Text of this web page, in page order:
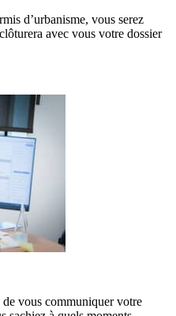
d’urbanisme, vous serez
avec vous votre dossier
vous communiquer votre